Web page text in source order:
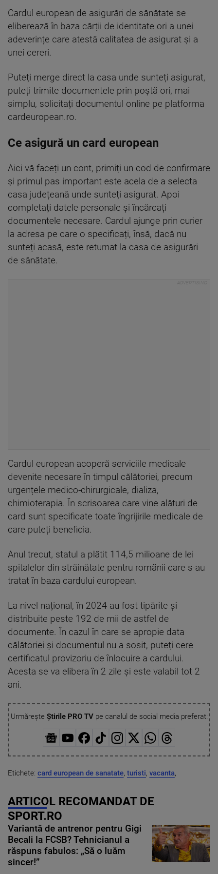
Cardul european de asigurări de sănătate se
eliberează în baza cărții de identitate ori a unei
adeverințe care atestă calitatea de asigurat și a
unei cereri.
Puteți merge direct la casa unde sunteți asigurat,
puteți trimite documentele prin poștă ori, mai
simplu, solicitați documentul online pe platforma
cardeuropean.ro.
Ce asigură un card european
Aici vă faceți un cont, primiți un cod de confirmare
și primul pas important este acela de a selecta
casa județeană unde sunteți asigurat. Apoi
completați datele personale și încărcați
documentele necesare. Cardul ajunge prin curier
la adresa pe care o specificați, însă, dacă nu
sunteți acasă, este returnat la casa de asigurări
de sănătate.
Cardul european acoperă serviciile medicale
devenite necesare în timpul călătoriei, precum
urgențele medico-chirurgicale, dializa,
chimioterapia. În scrisoarea care vine alături de
card sunt specificate toate îngrijirile medicale de
care puteți beneficia.
Anul trecut, statul a plătit 114,5 milioane de lei
spitalelor din străinătate pentru românii care s-au
tratat în baza cardului european.
La nivel național, în 2024 au fost tipărite și
distribuite peste 192 de mii de astfel de
documente. În cazul în care se apropie data
călătoriei și documentul nu a sosit, puteți cere
certificatul provizoriu de înlocuire a cardului.
Acesta se va elibera în 2 zile și este valabil tot 2
ani.
Urmărește Știrile PRO TVpe canalul de social media preferat:
Etichete: card european de sanatate, turisti, vacanta,
ARTICOL RECOMANDAT DE
SPORT.RO
Variantă de antrenor pentru Gigi
Becali la FCSB? Tehnicianul a
răspuns fabulos: „Să o luăm
sincer!”